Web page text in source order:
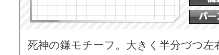
死神の鎌モチーフ。大きく半分づつ